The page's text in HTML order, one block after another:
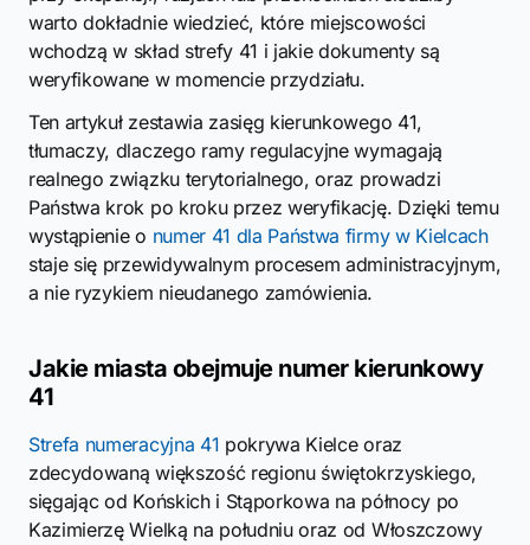
warto dokładnie wiedzieć, które miejscowości
wchodzą w skład strefy 41 i jakie dokumenty są
weryfikowane w momencie przydziału.
Ten artykuł zestawia zasięg kierunkowego 41,
tłumaczy, dlaczego ramy regulacyjne wymagają
realnego związku terytorialnego, oraz prowadzi
Państwa krok po kroku przez weryfikację. Dzięki temu
wystąpienie o numer 41 dla Państwa firmy w Kielcach
staje się przewidywalnym procesem administracyjnym,
a nie ryzykiem nieudanego zamówienia.
Jakie miasta obejmuje numer kierunkowy
41
Strefa numeracyjna 41 pokrywa Kielce oraz
zdecydowaną większość regionu świętokrzyskiego,
sięgając od Końskich i Stąporkowa na północy po
Kazimierzę Wielką na południu oraz od Włoszczowy